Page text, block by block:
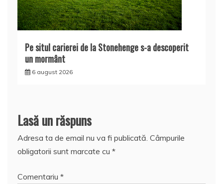
Pe situl carierei de la Stonehenge s-a descoperit
un mormânt
6 august 2026
Lasă un răspuns
Adresa ta de email nu va fi publicată. Câmpurile
obligatorii sunt marcate cu *
Comentariu *